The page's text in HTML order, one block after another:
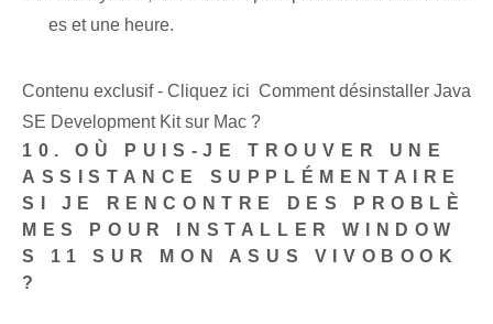
es et une heure.
Contenu exclusif - Cliquez ici Comment désinstaller Java
SE Development Kit sur Mac ?
10. OÙ PUIS-JE TROUVER UNE
ASSISTANCE SUPPLÉMENTAIRE
SI JE RENCONTRE DES PROBLÈ
MES POUR INSTALLER WINDOW
S 11 SUR MON ASUS VIVOBOOK
?